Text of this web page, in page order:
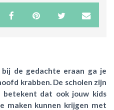
de gedachte eraan ga je
krabben. De scholen zijn
betekent dat ook jouw kids
maken kunnen krijgen met